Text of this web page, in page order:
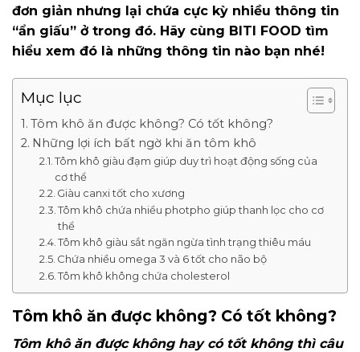
đơn giản nhưng lại chứa cực kỳ nhiều thông tin
“ẩn giấu” ở trong đó. Hãy cùng BITI FOOD tìm
hiểu xem đó là những thông tin nào bạn nhé!
Mục lục
Tôm khô ăn được không? Có tốt không?
Những lợi ích bất ngờ khi ăn tôm khô
Tôm khô giàu đạm giúp duy trì hoạt động sống của
cơ thể
Giàu canxi tốt cho xương
Tôm khô chứa nhiều photpho giúp thanh lọc cho cơ
thể
Tôm khô giàu sắt ngăn ngừa tình trạng thiêu máu
Chứa nhiều omega 3 và 6 tốt cho não bộ
Tôm khô không chứa cholesterol
Tôm khô ăn được không? Có tốt không?
Tôm khô ăn được không hay có tốt không thì câu